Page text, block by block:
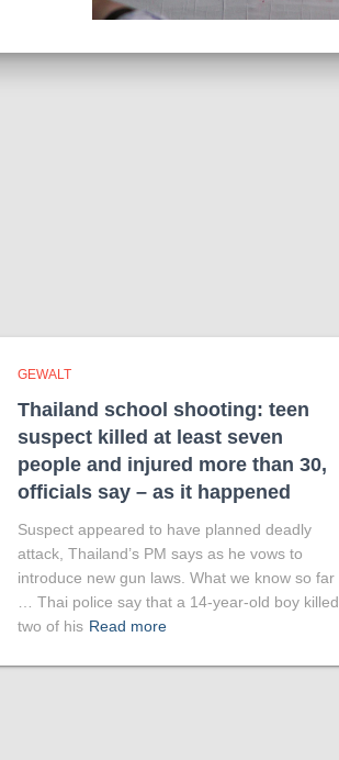
GEWALT
Thailand school shooting: teen
suspect killed at least seven
people and injured more than 30,
officials say – as it happened
Suspect appeared to have planned deadly
attack, Thailand’s PM says as he vows to
introduce new gun laws. What we know so far
… Thai police say that a 14-year-old boy killed
two of his Read more